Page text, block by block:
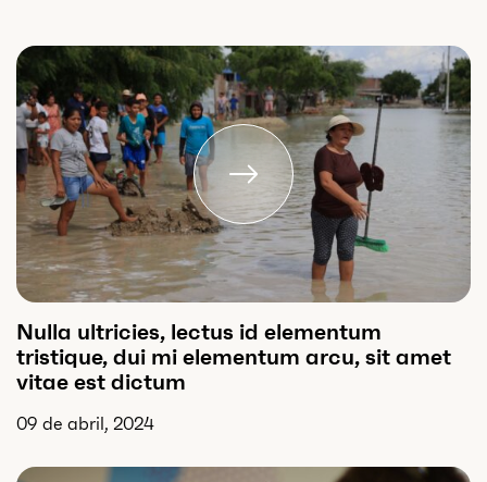
Nulla ultricies, lectus id elementum
tristique, dui mi elementum arcu, sit amet
vitae est dictum
09 de abril, 2024